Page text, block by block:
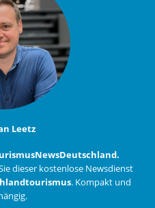
Leetz
dieser kostenlose Newsdienst
. Kompakt und